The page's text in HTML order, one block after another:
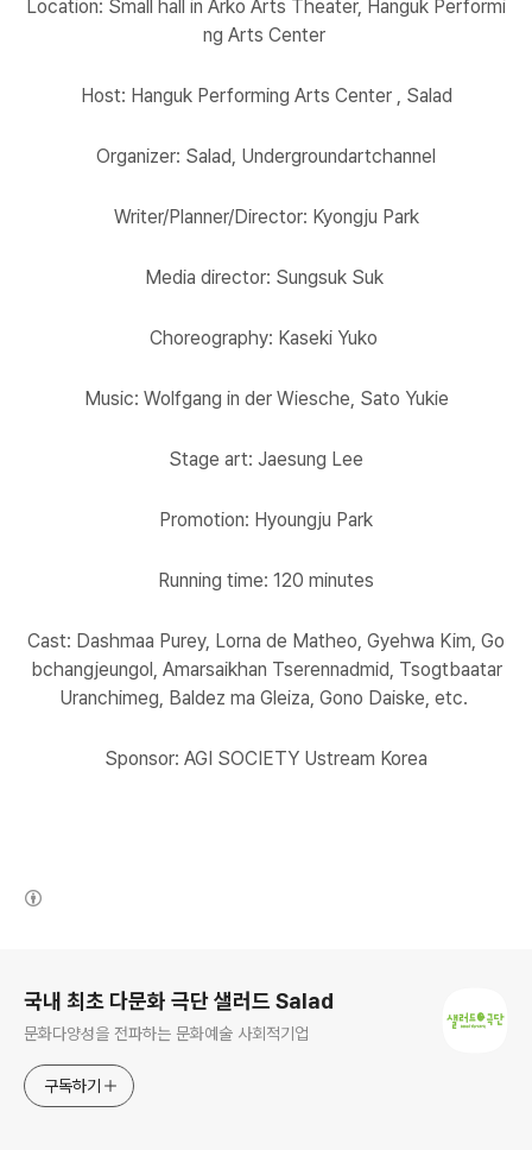
Location: Small hall in Arko Arts Theater, Hanguk Performi
ng Arts Center
Host: Hanguk Performing Arts Center , Salad
Organizer: Salad, Undergroundartchannel
Writer/Planner/Director: Kyongju Park
Media director: Sungsuk Suk
Choreography: Kaseki Yuko
Music: Wolfgang in der Wiesche, Sato Yukie
Stage art: Jaesung Lee
Promotion: Hyoungju Park
Running time: 120 minutes
Cast: Dashmaa Purey, Lorna de Matheo, Gyehwa Kim, Go
bchangjeungol, Amarsaikhan Tserennadmid, Tsogtbaatar
Uranchimeg, Baldez ma Gleiza, Gono Daiske, etc.
Sponsor: AGI SOCIETY Ustream Korea
국내 최초 다문화 극단 샐러드 Salad
문화다양성을 전파하는 문화예술 사회적기업
구독하기